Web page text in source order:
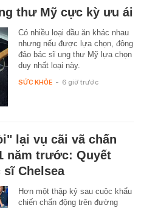
thư Mỹ cực kỳ ưu ái
Có nhiều loại dầu ăn khác nhau
nhưng nếu được lựa chọn, đông
đảo bác sĩ ung thư Mỹ lựa chọn
duy nhất loại này.
SỨC KHỎE - 6 giờ trước
lại vụ cãi vã chấn
năm trước: Quyết
Chelsea
Hơn một thập kỷ sau cuộc khẩu
chiến chấn động trên đường